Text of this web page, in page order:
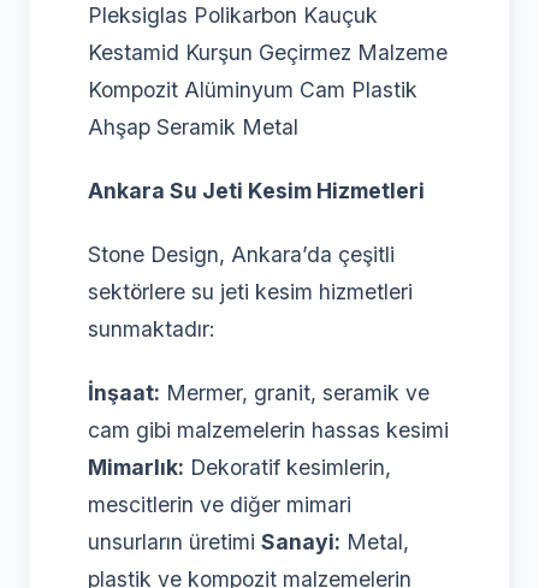
Pleksiglas Polikarbon Kauçuk
Kestamid Kurşun Geçirmez Malzeme
Kompozit Alüminyum Cam Plastik
Ahşap Seramik Metal
Ankara Su Jeti Kesim Hizmetleri
Stone Design, Ankara’da çeşitli
sektörlere su jeti kesim hizmetleri
sunmaktadır:
İnşaat: Mermer, granit, seramik ve
cam gibi malzemelerin hassas kesimi
Mimarlık: Dekoratif kesimlerin,
mescitlerin ve diğer mimari
unsurların üretimi Sanayi: Metal,
plastik ve kompozit malzemelerin